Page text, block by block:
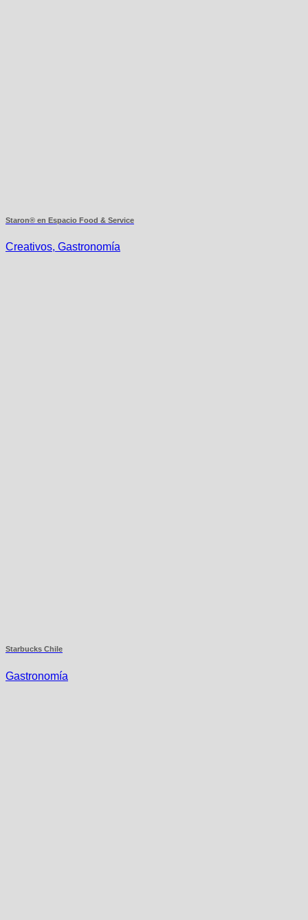
Staron® en Espacio Food & Service
Creativos, Gastronomía
Starbucks Chile
Gastronomía